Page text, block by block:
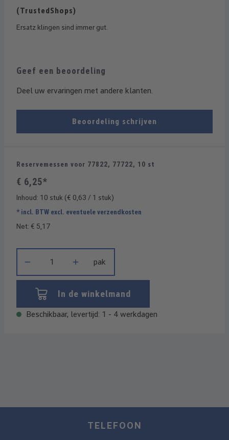
Geef een beoordeling
Deel uw ervaringen met andere klanten.
Beoordeling schrijven
Recensie met een waardering van 5 van de 5 sterren
(TrustedShops)
Ersatz klingen sind immer gut.
Reservemessen voor 77822, 77722, 10 st
€ 6,25*
Inhoud: 10 stuk (€ 0,63 / 1 stuk)
* incl. BTW excl. eventuele verzendkosten
Net: € 5,17
pak
In de winkelmand
Beschikbaar, levertijd: 1 - 4 werkdagen
TELEFOON